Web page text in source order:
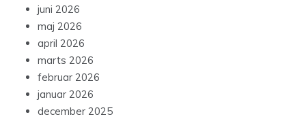
juni 2026
maj 2026
april 2026
marts 2026
februar 2026
januar 2026
december 2025